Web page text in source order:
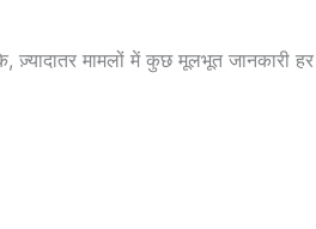
मामलों में कुछ मूलभूत जानकारी हर